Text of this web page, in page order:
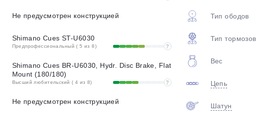
Не предусмотрен конструкцией
Shimano Cues ST-U6030
Предпрофессиональный ( 5 из 8) ?
Shimano Cues BR-U6030, Hydr. Disc Brake, Flat
Mount (180/180)
Высший любительский ( 4 из 8) ?
Не предусмотрен конструкцией
Тип ободов
Тип тормозов
Вес
Цепь
Шатун